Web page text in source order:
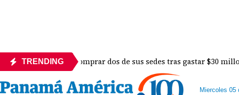
TRENDING
Ifarhu busca comprar dos de sus sedes tras gastar $30 millones
Miercoles 05